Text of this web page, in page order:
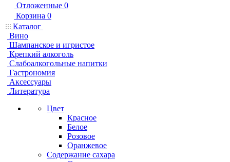
Отложенные 0
Корзина 0
Каталог
Вино
Шампанское и игристое
Крепкий алкоголь
Слабоалкогольные напитки
Гастрономия
Аксессуары
Литература
Цвет
Красное
Белое
Розовое
Оранжевое
Содержание сахара